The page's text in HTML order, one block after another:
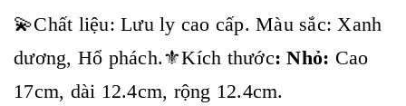
💫Chất liệu: Lưu ly cao cấp. Màu sắc: Xanh
dương, Hổ phách.⚜️Kích thước: Nhỏ: Cao
17cm, dài 12.4cm, rộng 12.4cm.